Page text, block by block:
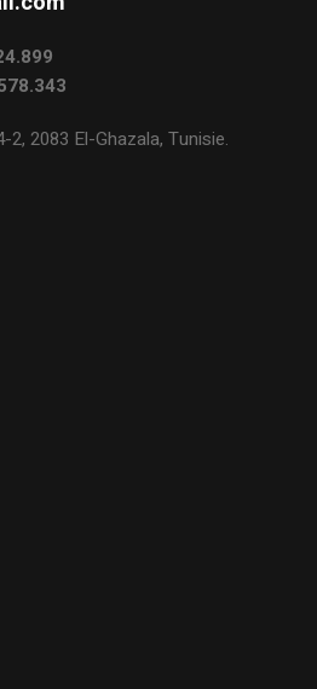
2083 El-Ghazala, Tunisie.